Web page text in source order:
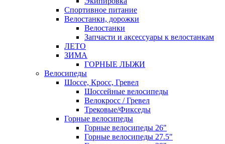
Спортивное питание
Велостанки, дорожки
Велостанки
Запчасти и аксессуары к велостанкам
ЛЕТО
ЗИМА
ГОРНЫЕ ЛЫЖИ
Велосипеды
Шоссе, Кросс, Гревел
Шоссейные велосипеды
Велокросс / Гревел
Трековые/Фикседы
Горные велосипеды
Горные велосипеды 26"
Горные велосипеды 27.5"